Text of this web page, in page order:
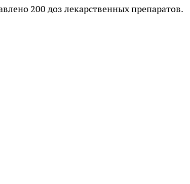
200 доз лекарственных препаратов.